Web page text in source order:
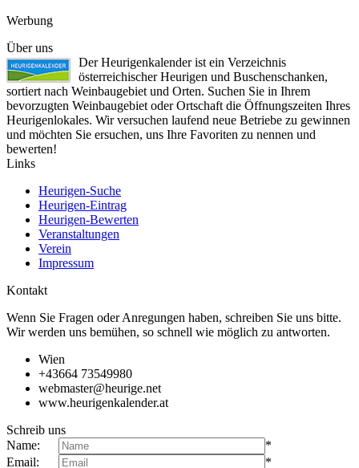
Werbung
Über uns
Der Heurigenkalender ist ein Verzeichnis
österreichischer Heurigen und Buschenschanken,
sortiert nach Weinbaugebiet und Orten. Suchen Sie in Ihrem
bevorzugten Weinbaugebiet oder Ortschaft die Öffnungszeiten Ihres
Heurigenlokales. Wir versuchen laufend neue Betriebe zu gewinnen
und möchten Sie ersuchen, uns Ihre Favoriten zu nennen und
bewerten!
Links
Heurigen-Suche
Heurigen-Eintrag
Heurigen-Bewerten
Veranstaltungen
Verein
Impressum
Kontakt
Wenn Sie Fragen oder Anregungen haben, schreiben Sie uns bitte.
Wir werden uns bemühen, so schnell wie möglich zu antworten.
Wien
+43664 73549980
webmaster@heurige.net
www.heurigenkalender.at
Schreib uns
Name:
*
Email:
*